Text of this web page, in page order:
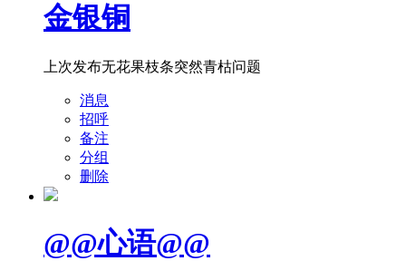
金银铜
上次发布无花果枝条突然青枯问题
消息
招呼
备注
分组
删除
@@心语@@